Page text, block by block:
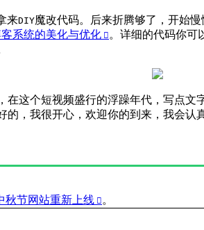
来DIY魔改代码。后来折腾够了，开始
客系统的美化与优化 。详细的代码你可
这个短视频盛行的浮躁年代，写点
，我很开心，欢迎你的到来，我会认
秋节网站重新上线 。